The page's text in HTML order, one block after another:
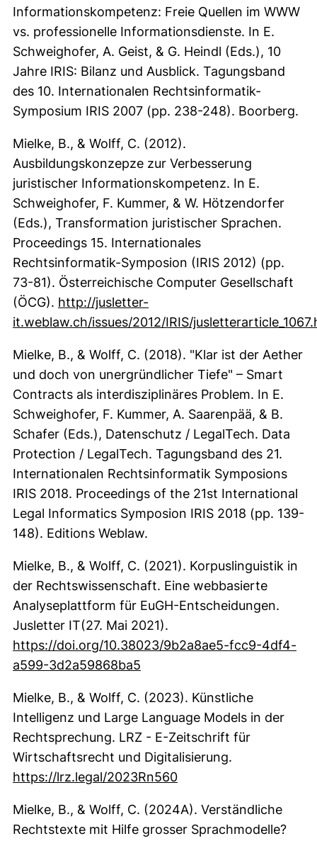
Informationskompetenz: Freie Quellen im WWW
vs. professionelle Informationsdienste. In E.
Schweighofer, A. Geist, & G. Heindl (Eds.), 10
Jahre IRIS: Bilanz und Ausblick. Tagungsband
des 10. Internationalen Rechtsinformatik-
Symposium IRIS 2007 (pp. 238-248). Boorberg.
Mielke, B., & Wolff, C. (2012).
Ausbildungskonzepze zur Verbesserung
juristischer Informationskompetenz. In E.
Schweighofer, F. Kummer, & W. Hötzendorfer
(Eds.), Transformation juristischer Sprachen.
Proceedings 15. Internationales
Rechtsinformatik-Symposion (IRIS 2012) (pp.
73-81). Österreichische Computer Gesellschaft
(ÖCG). http://jusletter-
it.weblaw.ch/issues/2012/IRIS/
Mielke, B., & Wolff, C. (2018). "Klar ist der Aether
und doch von unergründlicher Tiefe" – Smart
Contracts als interdisziplinäres Problem. In E.
Schweighofer, F. Kummer, A. Saarenpää, & B.
Schafer (Eds.), Datenschutz / LegalTech. Data
Protection / LegalTech. Tagungsband des 21.
Internationalen Rechtsinformatik Symposions
IRIS 2018. Proceedings of the 21st International
Legal Informatics Symposion IRIS 2018 (pp. 139-
148). Editions Weblaw.
Mielke, B., & Wolff, C. (2021). Korpuslinguistik in
der Rechtswissenschaft. Eine webbasierte
Analyseplattform für EuGH-Entscheidungen.
Jusletter IT(27. Mai 2021).
https://doi.org/10.38023/9b2a8ae5-fcc9-4df4-
a599-3d2a59868ba5
Mielke, B., & Wolff, C. (2023). Künstliche
Intelligenz und Large Language Models in der
Rechtsprechung. LRZ - E-Zeitschrift für
Wirtschaftsrecht und Digitalisierung.
https://lrz.legal/2023Rn560(externer Link, öffnet
Mielke, B., & Wolff, C. (2024A). Verständliche
Rechtstexte mit Hilfe grosser Sprachmodelle?